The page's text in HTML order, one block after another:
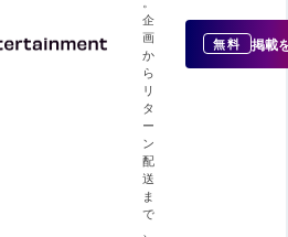
企
画
か
ら
リ
タ
ー
ン
配
送
ま
で
無料 掲載